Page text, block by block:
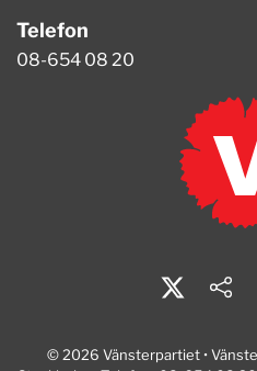
Telefon
08-654 08 20
© 2026 Vänsterpartiet •